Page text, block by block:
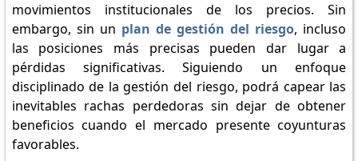
movimientos institucionales de los precios. Sin
embargo, sin un plan de gestión del riesgo, incluso
las posiciones más precisas pueden dar lugar a
pérdidas significativas. Siguiendo un enfoque
disciplinado de la gestión del riesgo, podrá capear las
inevitables rachas perdedoras sin dejar de obtener
beneficios cuando el mercado presente coyunturas
favorables.